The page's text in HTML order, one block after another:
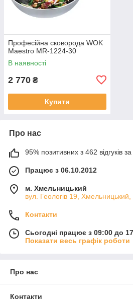
Професійна сковорода WOK
Maestro MR-1224-30
В наявності
2 770 ₴
Купити
Про нас
95% позитивних з 462 відгуків за
Працює з 06.10.2012
м. Хмельницький
вул. Геологів 19, Хмельницький,
Контакти
Сьогодні працює з 09:00 до
Показати весь графік роботи
Про нас
Контакти